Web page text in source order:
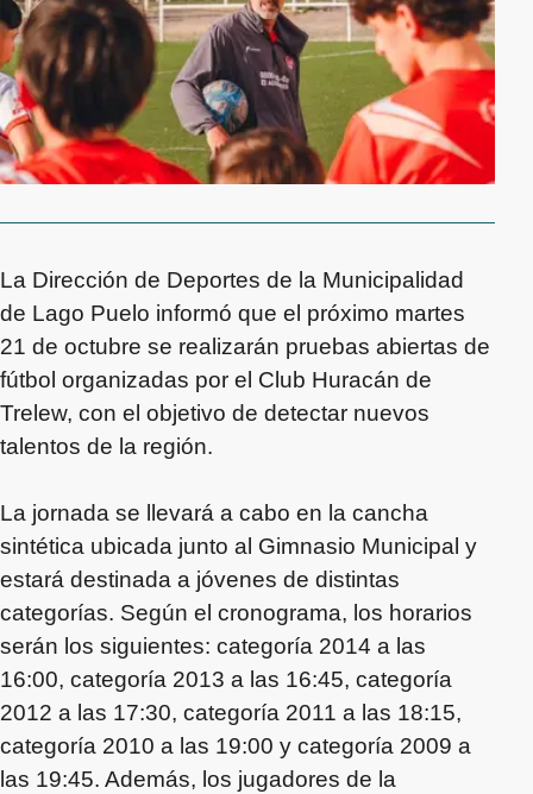
La Dirección de Deportes de la Municipalidad
de Lago Puelo informó que el próximo martes
21 de octubre se realizarán pruebas abiertas de
fútbol organizadas por el Club Huracán de
Trelew, con el objetivo de detectar nuevos
talentos de la región.
La jornada se llevará a cabo en la cancha
sintética ubicada junto al Gimnasio Municipal y
estará destinada a jóvenes de distintas
categorías. Según el cronograma, los horarios
serán los siguientes: categoría 2014 a las
16:00, categoría 2013 a las 16:45, categoría
2012 a las 17:30, categoría 2011 a las 18:15,
categoría 2010 a las 19:00 y categoría 2009 a
las 19:45. Además, los jugadores de la